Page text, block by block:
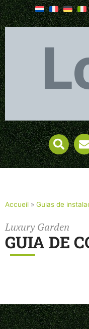
Accueil » Guias de
Luxury Garden
GUIA DE